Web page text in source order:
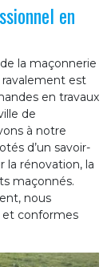
en
la maçonnerie
est
en travaux
de
à notre
d’un savoir-
la rénovation, la
maçonnés.
nous
et conformes